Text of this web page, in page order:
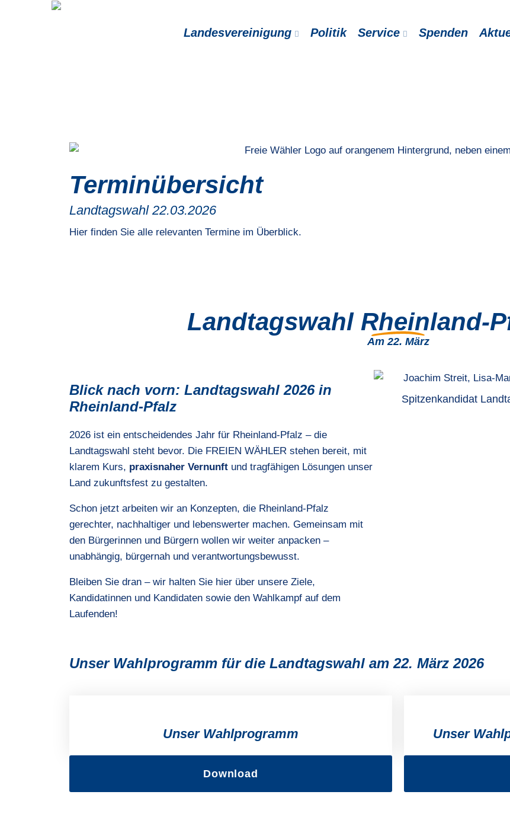
FREIE WÄHLER Rheinland-Pfalz
Landesvereinigung Politik Service Spenden
Terminübersicht
Landtagswahl 22.03.2026
Hier finden Sie alle relevanten Termine im Überblick.
Landtagswahl Rheinland-
Am 22. März
Blick nach vorn: Landtagswahl 2026 in
Rheinland-Pfalz
2026 ist ein entscheidendes Jahr für Rheinland-Pfalz – die
Landtagswahl steht bevor. Die FREIEN WÄHLER stehen bereit, mit
klarem Kurs, praxisnaher Vernunft und tragfähigen Lösungen unser
Land zukunftsfest zu gestalten.
Schon jetzt arbeiten wir an Konzepten, die Rheinland-Pfalz
gerechter, nachhaltiger und lebenswerter machen. Gemeinsam mit
den Bürgerinnen und Bürgern wollen wir weiter anpacken –
unabhängig, bürgernah und verantwortungsbewusst.
Bleiben Sie dran – wir halten Sie hier über unsere Ziele,
Kandidatinnen und Kandidaten sowie den Wahlkampf auf dem
Laufenden!
Spitzenkandidat
Unser Wahlprogramm für die Landtagswahl am 22. März 2026
Unser Wahlprogramm
Download
Unser